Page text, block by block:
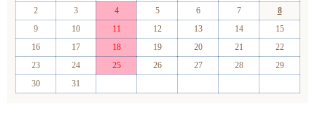
2
3 4 5 6 7
8
9
10 11 12 13 14
15
16
17 18 19 20 21
22
23
24 25 26 27 28
29
30
31